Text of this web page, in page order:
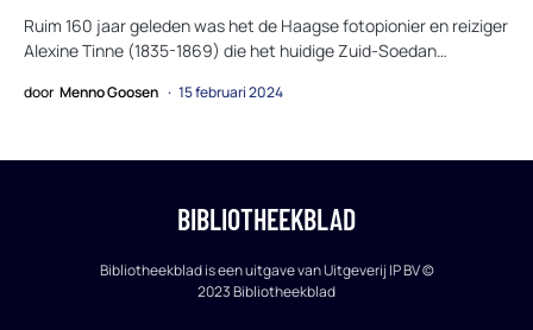
Ruim 160 jaar geleden was het de Haagse fotopionier en reiziger
Alexine Tinne (1835-1869) die het huidige Zuid-Soedan…
door Menno Goosen 15 februari 2024
BIBLIOTHEEKBLAD
Bibliotheekblad is een uitgave van Uitgeverij IP BV ©
2023 Bibliotheekblad